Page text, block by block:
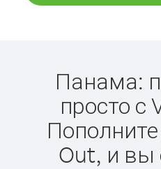
Панама:
просто с
Out, и вы